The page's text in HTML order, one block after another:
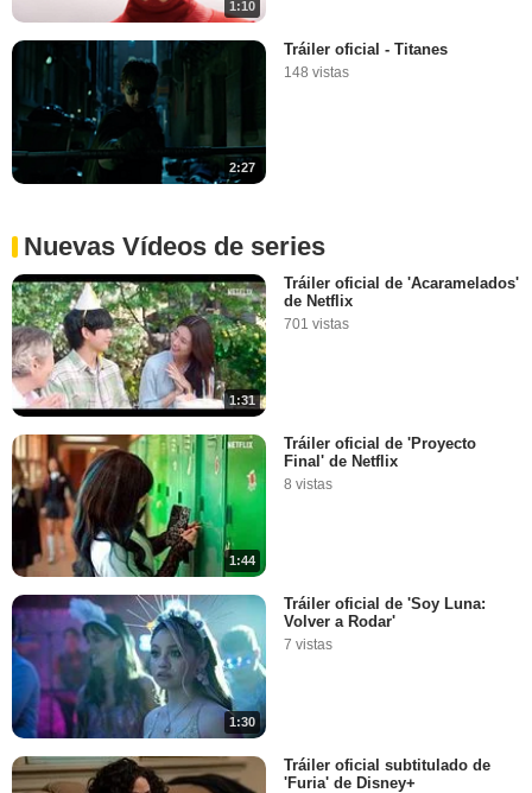
1:10
2:27
Tráiler oficial - Titanes
148 vistas
Nuevas Vídeos de series
1:31
Tráiler oficial de 'Acaramelados'
de Netflix
701 vistas
1:44
Tráiler oficial de 'Proyecto
Final' de Netflix
8 vistas
1:30
Tráiler oficial de 'Soy Luna:
Volver a Rodar'
7 vistas
Tráiler oficial subtitulado de
'Furia' de Disney+